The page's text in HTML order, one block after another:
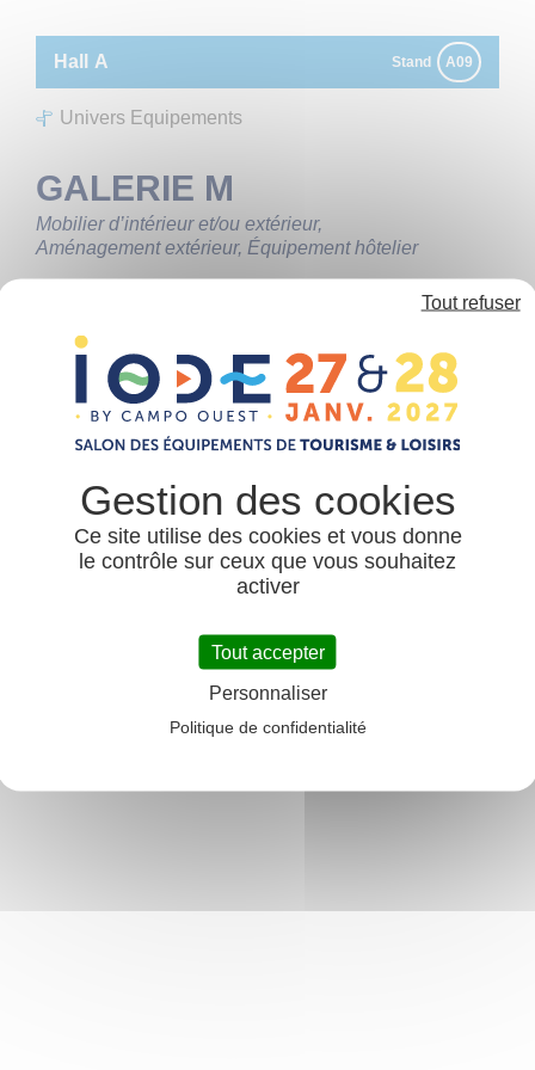
Hall A Stand A09
Univers Equipements
GALERIE M
Mobilier d’intérieur et/ou extérieur
Aménagement extérieur Équipement hôtelier
5 rue du Montfort
RENNES
02 99 41 44 02
Ce site utilise des cookies et vous donne
le contrôle sur ceux que vous souhaitez
activer
Tout accepter
Tout refuser
Personnaliser
Politique de confidentialité